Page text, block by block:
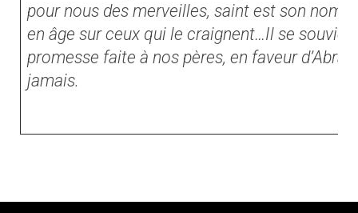
pour nous des merveilles, saint est son nom.
en âge sur ceux qui le craignent…Il se
promesse faite à nos pères, en faveur
jamais.